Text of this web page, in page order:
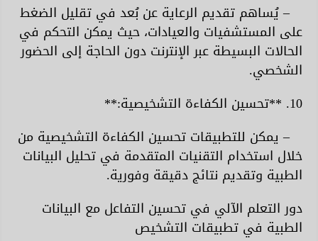
– يُساهم تقديم الرعاية عن بُعد في تقليل الضغط
على المستشفيات والعيادات، حيث يمكن التحكم في
الحالات البسيطة عبر الإنترنت دون الحاجة إلى الحضور
الشخصي.
10. **تحسين الكفاءة التشخيصية:**
– يمكن للتطبيقات تحسين الكفاءة التشخيصية من
خلال استخدام التقنيات المتقدمة في تحليل البيانات
الطبية وتقديم نتائج دقيقة وفورية.
دور التعلم الآلي في تحسين التفاعل مع البيانات
الطبية في تطبيقات التشخيص